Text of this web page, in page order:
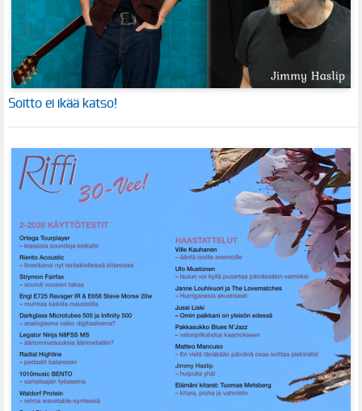
Soitto ei ikää katso!